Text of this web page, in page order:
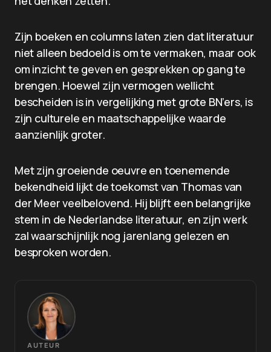
Zijn boeken en columns laten zien dat literatuur
niet alleen bedoeld is om te vermaken, maar ook
om inzicht te geven en gesprekken op gang te
brengen. Hoewel zijn vermogen wellicht
bescheiden is in vergelijking met grote BN’ers, is
zijn culturele en maatschappelijke waarde
aanzienlijk groter.
Met zijn groeiende oeuvre en toenemende
bekendheid lijkt de toekomst van Thomas van
der Meer veelbelovend. Hij blijft een belangrijke
stem in de Nederlandse literatuur, en zijn werk
zal waarschijnlijk nog jarenlang gelezen en
besproken worden.
AUTEUR